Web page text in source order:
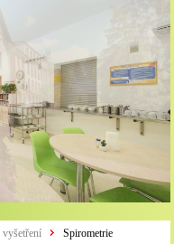
vyšetření Spirometrie